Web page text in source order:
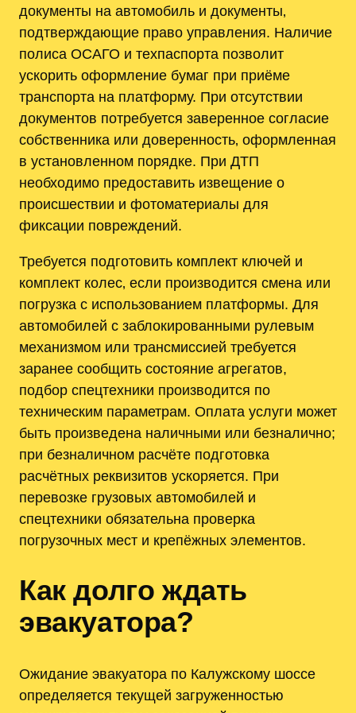
документы на автомобиль и документы‚
подтверждающие право управления. Наличие
полиса ОСАГО и техпаспорта позволит
ускорить оформление бумаг при приёме
транспорта на платформу. При отсутствии
документов потребуется заверенное согласие
собственника или доверенность‚ оформленная
в установленном порядке. При ДТП
необходимо предоставить извещение о
происшествии и фотоматериалы для
фиксации повреждений.
Требуется подготовить комплект ключей и
комплект колес‚ если производится смена или
погрузка с использованием платформы. Для
автомобилей с заблокированными рулевым
механизмом или трансмиссией требуется
заранее сообщить состояние агрегатов,
подбор спецтехники производится по
техническим параметрам. Оплата услуги может
быть произведена наличными или безналично;
при безналичном расчёте подготовка
расчётных реквизитов ускоряется. При
перевозке грузовых автомобилей и
спецтехники обязательна проверка
погрузочных мест и крепёжных элементов.
Как долго ждать
эвакуатора?
Ожидание эвакуатора по Калужскому шоссе
определяется текущей загруженностью